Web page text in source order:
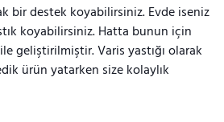
bir destek koyabilirsiniz. Evde iseniz
koyabilirsiniz. Hatta bunun için
geliştirilmiştir. Varis yastığı olarak
ürün yatarken size kolaylık